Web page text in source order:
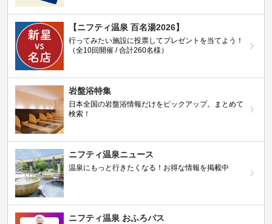
【ニフティ温泉 百名湯2026】
行ってみたい施設に投票してプレゼントを当てよう！
（全10回開催 / 合計260名様）
岩盤浴特集
日本全国の岩盤浴情報だけをピックアップ。まとめて
検索！
ニフティ温泉ニュース
温泉にもっと行きたくなる！お得な情報を掲載中
ニフティ温泉 おふろパス